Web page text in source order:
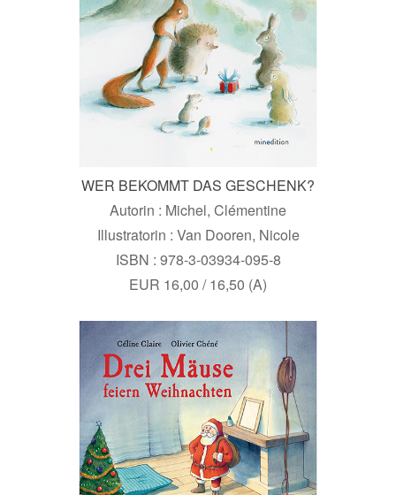
WER BEKOMMT DAS GESCHENK?
Autorin : Michel, Clémentine
Illustratorin : Van Dooren, Nicole
ISBN : 978-3-03934-095-8
EUR 16,00 / 16,50 (A)